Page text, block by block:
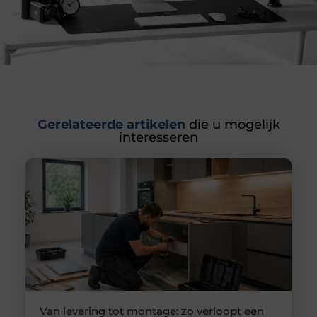
Gerelateerde artikelen die u mogelijk
interesseren
Van levering tot montage: zo verloopt een